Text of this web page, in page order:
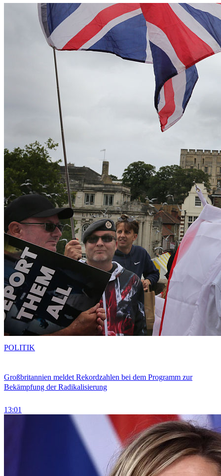
Großbritannien meldet Rekordzahlen bei dem Programm zur
Bekämpfung der Radikalisierung
13:01
POLITIK